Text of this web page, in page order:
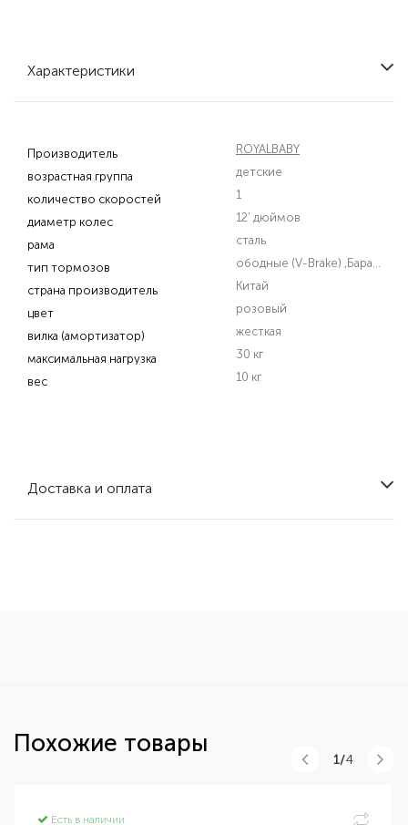
Характеристики
Производитель
ROYALBABY
возрастная группа
детские
количество скоростей
1
диаметр колес
12' дюймов
рама
сталь
тип тормозов
ободные (V-Brake) ,Барабаный
страна производитель
Китай
цвет
розовый
вилка (амортизатор)
жесткая
максимальная нагрузка
30 кг
вес
10 кг
Доставка и оплата
Похожие товары
Есть в наличии
1/4